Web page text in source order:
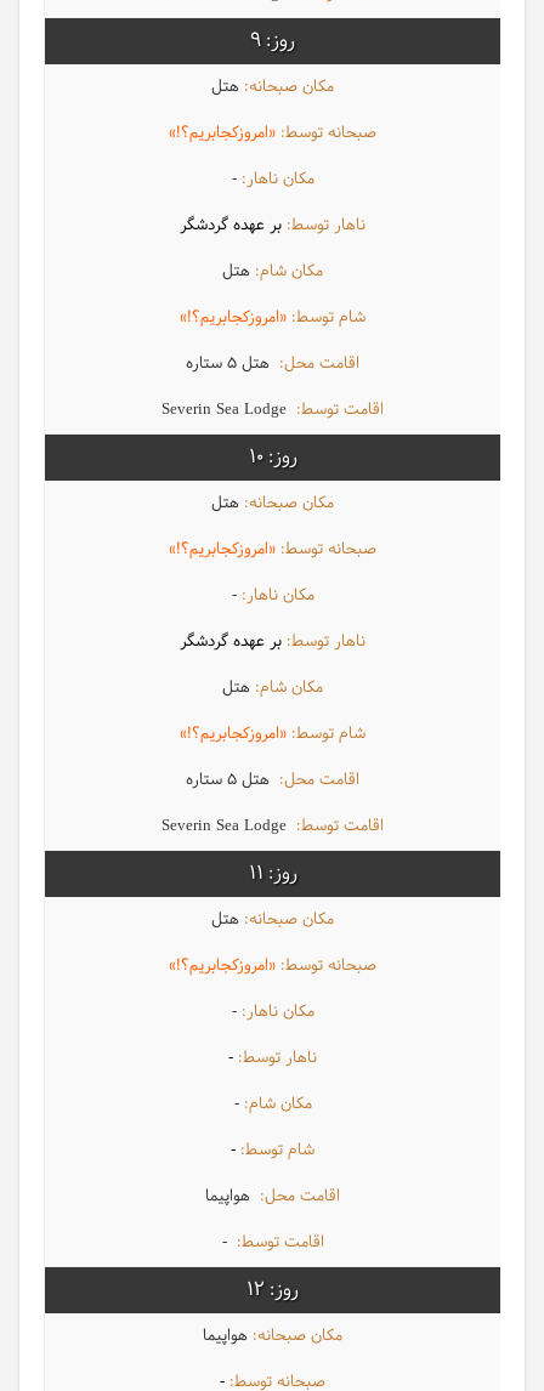
9
هتل
«امروزکجابریم؟!»
-
بر عهده گردشگر
هتل
«امروزکجابریم؟!»
هتل 5 ستاره
10
هتل
«امروزکجابریم؟!»
-
بر عهده گردشگر
هتل
«امروزکجابریم؟!»
هتل 5 ستاره
11
هتل
«امروزکجابریم؟!»
-
-
-
-
هواپیما
-
12
هواپیما
-